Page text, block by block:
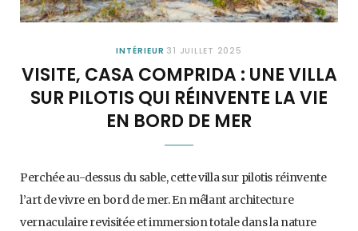
INTÉRIEUR 31 JUILLET 2025
VISITE, CASA COMPRIDA : UNE VILLA
SUR PILOTIS QUI RÉINVENTE LA VIE
EN BORD DE MER
Perchée au-dessus du sable, cette villa sur pilotis réinvente
l’art de vivre en bord de mer. En mêlant architecture
vernaculaire revisitée et immersion totale dans la nature